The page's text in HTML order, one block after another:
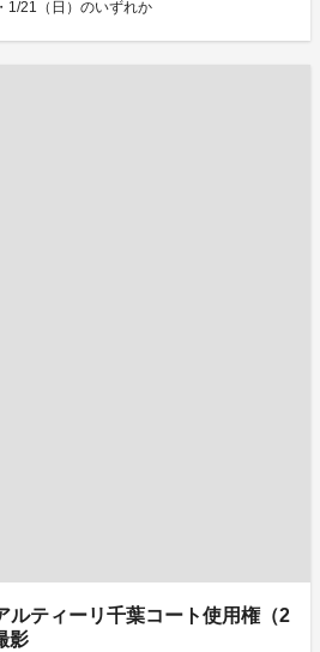
1/21（日）のいずれか
ルティーリ千葉コート使用権（2
影